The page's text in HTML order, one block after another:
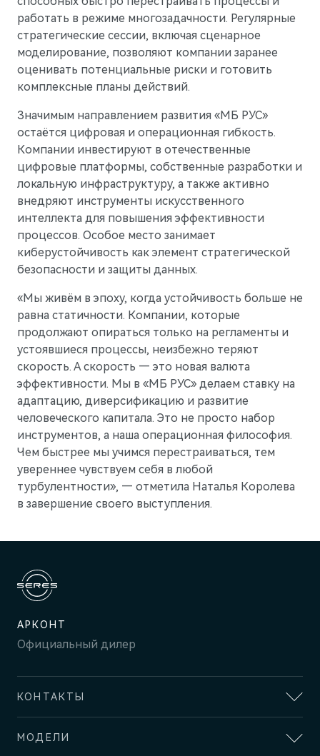
работать в режиме многозадачности. Регулярные
стратегические сессии, включая сценарное
моделирование, позволяют компании заранее
оценивать потенциальные риски и готовить
комплексные планы действий.
Значимым направлением развития «МБ РУС»
остаётся цифровая и операционная гибкость.
Компании инвестируют в отечественные
цифровые платформы, собственные разработки и
локальную инфраструктуру, а также активно
внедряют инструменты искусственного
интеллекта для повышения эффективности
процессов. Особое место занимает
киберустойчивость как элемент стратегической
безопасности и защиты данных.
«Мы живём в эпоху, когда устойчивость больше не
равна статичности. Компании, которые
продолжают опираться только на регламенты и
устоявшиеся процессы, неизбежно теряют
скорость. А скорость — это новая валюта
эффективности. Мы в «МБ РУС» делаем ставку на
адаптацию, диверсификацию и развитие
человеческого капитала. Это не просто набор
инструментов, а наша операционная философия.
Чем быстрее мы учимся перестраиваться, тем
увереннее чувствуем себя в любой
турбулентности», — отметила Наталья Королева
в завершение своего выступления.
АРКОНТ
Официальный дилер
КОНТАКТЫ
МОДЕЛИ